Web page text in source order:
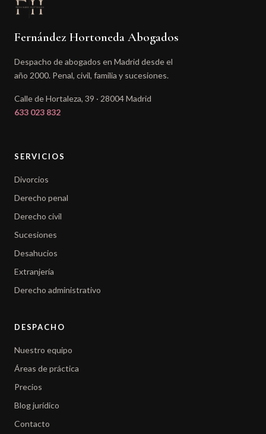
Fernández Hortoneda Abogados
Despacho de abogados en Madrid desde el
año 2000. Penal, civil, familia y sucesiones.
Calle de Hortaleza, 39 · 28004 Madrid
633 023 832
SERVICIOS
Divorcios
Derecho penal
Derecho civil
Sucesiones
Desahucios
Extranjería
Derecho administrativo
DESPACHO
Nuestro equipo
Áreas de práctica
Precios
Blog jurídico
Contacto